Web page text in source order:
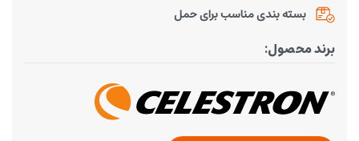
بسته بندی مناسب برای حمل
برند محصول: